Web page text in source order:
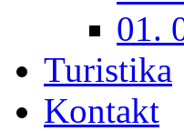
01.
Turistika
Kontakt